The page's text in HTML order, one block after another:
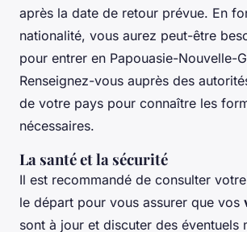
après la date de retour prévue. En
nationalité, vous aurez peut-être
pour entrer en Papouasie-Nouvelle-
Renseignez-vous auprès des
de votre pays pour connaître les
nécessaires.
La santé et la sécurité
Il est recommandé de consulter
le départ pour vous assurer que vos
sont à jour et discuter des éventuels